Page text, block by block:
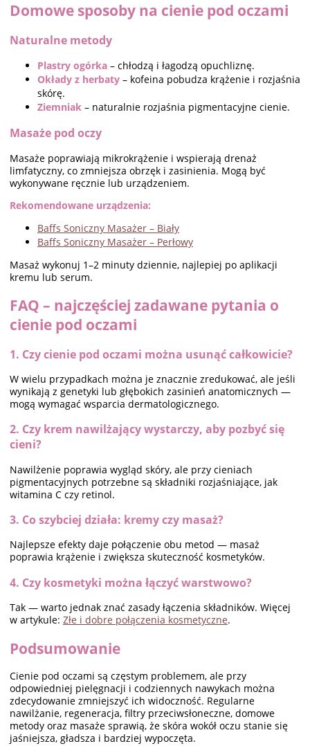
Domowe sposoby na cienie pod oczami
Naturalne metody
Plastry ogórka – chłodzą i łagodzą opuchliznę.
Okłady z herbaty – kofeina pobudza krążenie i rozjaśnia
skórę.
Ziemniak – naturalnie rozjaśnia pigmentacyjne cienie.
Masaże pod oczy
Masaże poprawiają mikrokrążenie i wspierają drenaż
limfatyczny, co zmniejsza obrzęk i zasinienia. Mogą być
wykonywane ręcznie lub urządzeniem.
Rekomendowane urządzenia:
Baffs Soniczny Masażer – Biały
Baffs Soniczny Masażer – Perłowy
Masaż wykonuj 1–2 minuty dziennie, najlepiej po aplikacji
kremu lub serum.
FAQ – najczęściej zadawane pytania o
cienie pod oczami
1. Czy cienie pod oczami można usunąć całkowicie?
W wielu przypadkach można je znacznie zredukować, ale jeśli
wynikają z genetyki lub głębokich zasinień anatomicznych —
mogą wymagać wsparcia dermatologicznego.
2. Czy krem nawilżający wystarczy, aby pozbyć się
cieni?
Nawilżenie poprawia wygląd skóry, ale przy cieniach
pigmentacyjnych potrzebne są składniki rozjaśniające, jak
witamina C czy retinol.
3. Co szybciej działa: kremy czy masaż?
Najlepsze efekty daje połączenie obu metod — masaż
poprawia krążenie i zwiększa skuteczność kosmetyków.
4. Czy kosmetyki można łączyć warstwowo?
Tak — warto jednak znać zasady łączenia składników. Więcej
w artykule: Złe i dobre połączenia kosmetyczne.
Podsumowanie
Cienie pod oczami są częstym problemem, ale przy
odpowiedniej pielęgnacji i codziennych nawykach można
zdecydowanie zmniejszyć ich widoczność. Regularne
nawilżanie, regeneracja, filtry przeciwsłoneczne, domowe
metody oraz masaże sprawią, że skóra wokół oczu stanie się
jaśniejsza, gładsza i bardziej wypoczęta.